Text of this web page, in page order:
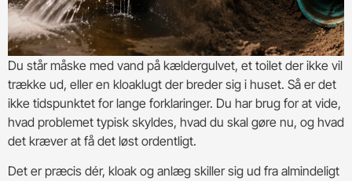
Du står måske med vand på kældergulvet, et toilet der ikke vil
trække ud, eller en kloaklugt der breder sig i huset. Så er det
ikke tidspunktet for lange forklaringer. Du har brug for at vide,
hvad problemet typisk skyldes, hvad du skal gøre nu, og hvad
det kræver at få det løst ordentligt.
Det er præcis dér, kloak og anlæg skiller sig ud fra almindeligt